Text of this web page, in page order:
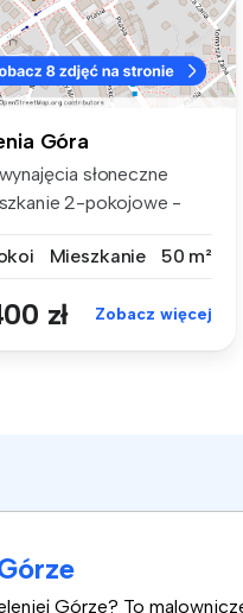
Góra
słoneczne
2-pokojowe -
Mieszkanie 50 m²
zł Zobacz więcej
Górze? To